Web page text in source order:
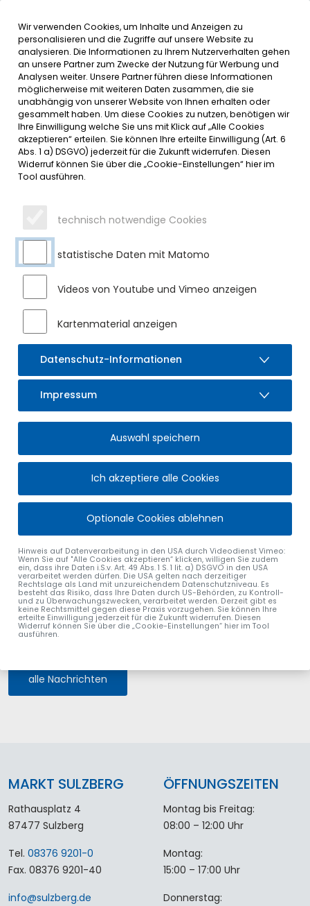
Inhalt der Seite anspringen
Informationen undMENÜ
SERVICE
EINLADUNG ZUR ÖFFENTLICHEN
SITZUNG DES BAU- UND
UMWELTAUSSCHUSSES
Sehr geehrte Bürgerinnen und Bürger,
am Donnerstag, den 10.10.2024 findet um 19.00 Uhr im
Sitzungssaal des Rathauses eine öffentliche Sitzung des
Bau- und Umweltausschusses statt, zu der wir Sie recht
herzlich einladen. Folgende Punkte stehen auf der
Tagesordnung:
Bauantrag - Bachtelweg 1, FlNr. 88 Gmk. Moosbach -
Bauantrag - Schlechtenberg 9a, FlNr. 1576/1 Gmk.
Bauantrag - Seeblickstraße 12, FlNrn. 87/16 und 87/17
Gmk. Moosbach - Anbau eines Glascubus mit
Windschutzverglasung (kalt) auf die bestehende
Bauantrag - Lanzenberg 3, FlNr. 61 Gmk. Ottacker -
Anbau an bestehendes landwirtschafliches Gebäude
zur Gerätelagerung
Bauantrag - Winkel 1, FlNr. 615 Gmk. Moosbach -
Abbruch des ehem. landwirtschaftlichen Anwesens und
Errichtung eines neuen Wohnhauses mit 4
Wohneinheiten (Ersatzbau)
Nutzungsänderung eines Büros in Wohnung im EG,
Umbau im OG, Gebäudeaufstockung verbunden mit
Einbau von Dachgauben im DG
Anschließend findet eine nicht öffentliche Sitzung statt.
alle Nachrichten
MARKT SULZBERG
Rathausplatz 4
87477 Sulzberg
Tel. 08376 9201-0
Fax. 08376 9201-40
info@sulzberg.de
ÖFFNUNGSZEITEN
Montag bis Freitag:
08:00 – 12:00 Uhr
Montag:
15:00 – 17:00 Uhr
Donnerstag:
Wir verwenden Cookies, um Inhalte und Anzeigen zu
personalisieren und die Zugriffe auf unsere Website zu
analysieren. Die Informationen zu Ihrem Nutzerverhalten gehen
an unsere Partner zum Zwecke der Nutzung für Werbung und
Analysen weiter. Unsere Partner führen diese Informationen
möglicherweise mit weiteren Daten zusammen, die sie
unabhängig von unserer Website von Ihnen erhalten oder
gesammelt haben. Um diese Cookies zu nutzen, benötigen wir
Ihre Einwilligung welche Sie uns mit Klick auf „Alle Cookies
akzeptieren“ erteilen. Sie können Ihre erteilte Einwilligung (Art. 6
Abs. 1 a) DSGVO) jederzeit für die Zukunft widerrufen. Diesen
Widerruf können Sie über die „Cookie-Einstellungen“ hier im
Tool ausführen.
technisch notwendige Cookies
statistische Daten mit Matomo
Videos von Youtube und Vimeo anzeigen
Kartenmaterial anzeigen
Datenschutz-Informationen
Impressum
Auswahl speichern
Ich akzeptiere alle Cookies
Optionale Cookies ablehnen
Hinweis auf Datenverarbeitung in den USA durch Videodienst Vimeo:
Wenn Sie auf "Alle Cookies akzeptieren“ klicken, willigen Sie zudem
ein, dass ihre Daten i.S.v. Art. 49 Abs. 1 S. 1 lit. a) DSGVO in den USA
verarbeitet werden dürfen. Die USA gelten nach derzeitiger
Rechtslage als Land mit unzureichendem Datenschutzniveau. Es
besteht das Risiko, dass Ihre Daten durch US-Behörden, zu Kontroll-
und zu Überwachungszwecken, verarbeitet werden. Derzeit gibt es
keine Rechtsmittel gegen diese Praxis vorzugehen. Sie können Ihre
erteilte Einwilligung jederzeit für die Zukunft widerrufen. Diesen
Widerruf können Sie über die „Cookie-Einstellungen“ hier im Tool
ausführen.